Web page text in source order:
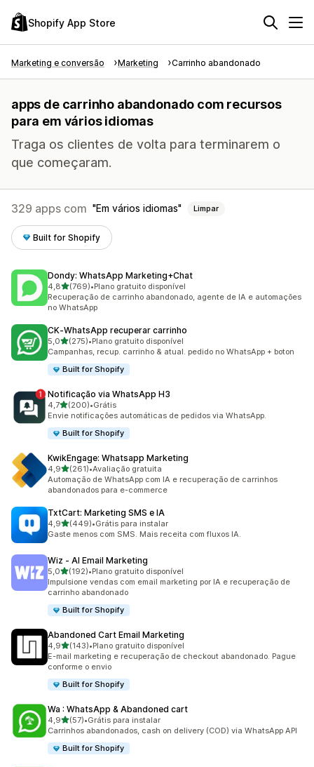
Shopify App Store
Marketing e conversão Marketing Carrinho abandonado
apps de carrinho abandonado com recursos
para em vários idiomas
Traga os clientes de volta para terminarem o
que começaram.
329 apps com Em vários idiomas Limpar
Built for Shopify
Dondy: WhatsApp Marketing+Chat
4,8de 5 estrelas
(769)
769 avaliações ao todo
•Plano gratuito disponível
Recuperação de carrinho abandonado, agente de IA e automações
no WhatsApp
CK‑WhatsApp recuperar carrinho
5,0de 5 estrelas
(275)
275 avaliações ao todo
•Plano gratuito disponível
Campanhas, recup. carrinho & atual. pedido no WhatsApp + boton
Built for Shopify
Notificação via WhatsApp H3
4,7de 5 estrelas
(200)
200 avaliações ao todo
•Grátis
Envie notificações automáticas de pedidos via WhatsApp.
Built for Shopify
KwikEngage: Whatsapp Marketing
4,9de 5 estrelas
(261)
261 avaliações ao todo
•Avaliação gratuita
Automação de WhatsApp com IA e recuperação de carrinhos
abandonados para e-commerce
TxtCart: Marketing SMS e IA
4,9de 5 estrelas
(449)
449 avaliações ao todo
•Grátis para instalar
Gaste menos com SMS. Mais receita com fluxos IA.
Wiz ‑ AI Email Marketing
5,0de 5 estrelas
(192)
192 avaliações ao todo
•Plano gratuito disponível
Impulsione vendas com email marketing por IA e recuperação de
carrinho abandonado
Built for Shopify
Abandoned Cart Email Marketing
4,9de 5 estrelas
(143)
143 avaliações ao todo
•Plano gratuito disponível
E-mail marketing e recuperação de checkout abandonado. Pague
conforme o envio
Built for Shopify
Wa : WhatsApp & Abandoned cart
4,9de 5 estrelas
(57)
57 avaliações ao todo
•Grátis para instalar
Carrinhos abandonados, cash on delivery (COD) via WhatsApp API
Built for Shopify